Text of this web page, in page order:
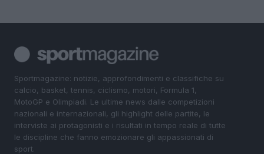
Sportmagazine: notizie, approfondimenti e classifiche su
calcio, basket, tennis, ciclismo, motori, Formula 1,
MotoGP e Olimpiadi. Le ultime news dalle competizioni
nazionali e internazionali, gli highlight delle partite, le
interviste ai protagonisti e i risultati in tempo reale di tutte
le discipline che fanno emozionare gli appassionati di
sport.